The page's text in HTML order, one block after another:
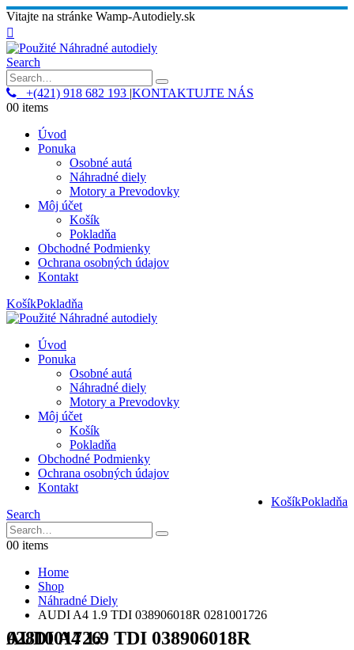
Vitajte na stránke Wamp-Autodiely.sk
Search
+(421) 918 682 193 |KONTAKTUJTE NÁS
00 items
Úvod
Ponuka
Osobné autá
Náhradné diely
Motory a Prevodovky
Môj účet
Košík
Pokladňa
Obchodné Podmienky
Ochrana osobných údajov
Kontakt
KošíkPokladňa
Úvod
Ponuka
Osobné autá
Náhradné diely
Motory a Prevodovky
Môj účet
Košík
Pokladňa
Obchodné Podmienky
Ochrana osobných údajov
Kontakt
KošíkPokladňa
Search
00 items
Home
Shop
Náhradné Diely
AUDI A4 1.9 TDI 038906018R 0281001726
AUDI A4 1.9 TDI 038906018R 0281001726